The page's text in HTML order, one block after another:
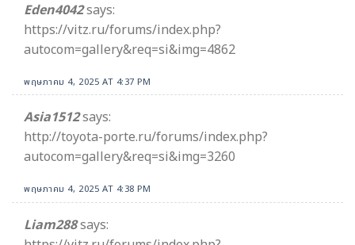
Eden4042says:
https://vitz.ru/forums/index.php?
autocom=gallery&req=si&img=4862
พฤษภาคม 4, 2025 AT 4:37 PM
Asia1512says:
http://toyota-porte.ru/forums/index.php?
autocom=gallery&req=si&img=3260
พฤษภาคม 4, 2025 AT 4:38 PM
Liam288says: